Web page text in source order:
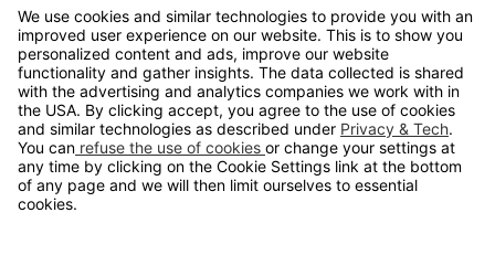
info@gerdmans.no
67 80 56 20
Åpningstid
Hverdager 08:00-16:00